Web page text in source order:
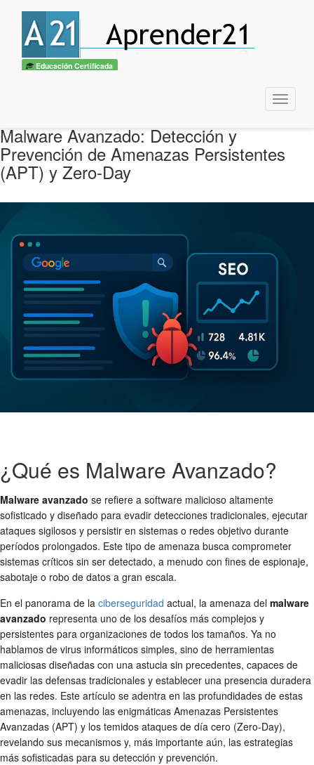
Educación Certificada
Menu
Malware Avanzado: Detección y
Prevención de Amenazas Persistentes
(APT) y Zero-Day
¿Qué es Malware Avanzado?
Malware avanzado se refiere a software malicioso altamente
sofisticado y diseñado para evadir detecciones tradicionales, ejecutar
ataques sigilosos y persistir en sistemas o redes objetivo durante
períodos prolongados. Este tipo de amenaza busca comprometer
sistemas críticos sin ser detectado, a menudo con fines de espionaje,
sabotaje o robo de datos a gran escala.
En el panorama de la ciberseguridad actual, la amenaza del malware
avanzado representa uno de los desafíos más complejos y
persistentes para organizaciones de todos los tamaños. Ya no
hablamos de virus informáticos simples, sino de herramientas
maliciosas diseñadas con una astucia sin precedentes, capaces de
evadir las defensas tradicionales y establecer una presencia duradera
en las redes. Este artículo se adentra en las profundidades de estas
amenazas, incluyendo las enigmáticas Amenazas Persistentes
Avanzadas (APT) y los temidos ataques de día cero (Zero-Day),
revelando sus mecanismos y, más importante aún, las estrategias
más sofisticadas para su detección y prevención.